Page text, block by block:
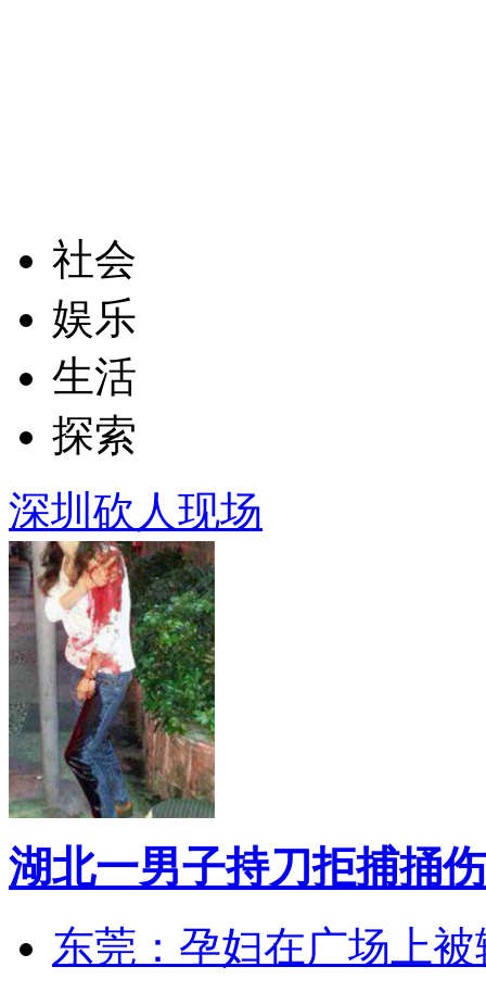
社会
娱乐
生活
探索
深圳砍人现场
湖北一男子持刀拒捕捅
东莞：孕妇在广场上